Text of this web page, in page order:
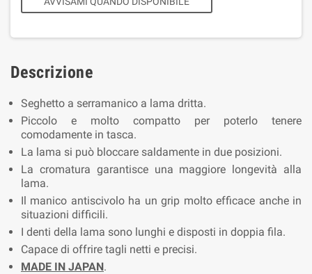
Descrizione
Seghetto a serramanico a lama dritta.
Piccolo e molto compatto per poterlo tenere
comodamente in tasca.
La lama si può bloccare saldamente in due posizioni.
La cromatura garantisce una maggiore longevità alla
lama.
Il manico antiscivolo ha un grip molto efficace anche in
situazioni difficili.
I denti della lama sono lunghi e disposti in doppia fila.
Capace di offrire tagli netti e precisi.
MADE IN JAPAN.